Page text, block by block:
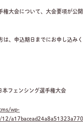
権大会について、大会要項が公
は、申込期日までにお申し込みく
フェンシング選手権大会
wp-